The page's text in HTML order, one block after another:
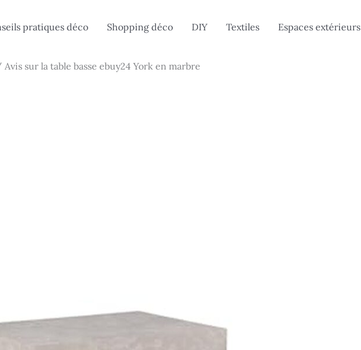
pratiques déco Shopping déco DIY Textiles Espaces extérieurs
Avis sur la table basse ebuy24 York en marbre